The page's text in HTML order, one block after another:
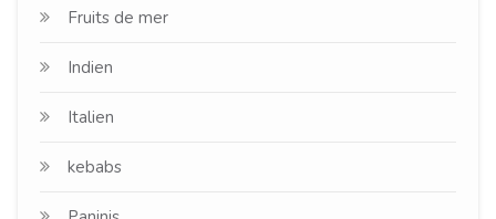
Fruits de mer
Indien
Italien
kebabs